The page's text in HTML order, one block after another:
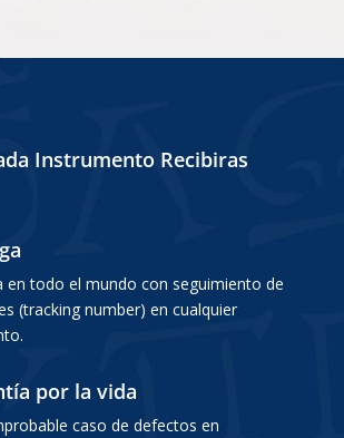
Instrumento Recibiras
en todo el mundo con seguimiento de
(tracking number) en cualquier
por la vida
caso de defectos en